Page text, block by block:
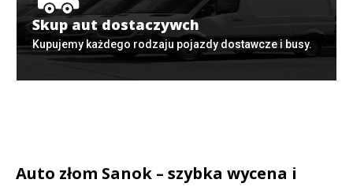
Skup aut dostaczywch
Kupujemy każdego rodzaju pojazdy dostawcze i busy.
Auto złom Sanok – szybka wycena i